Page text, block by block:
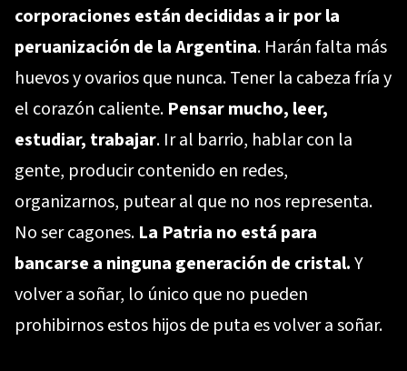
corporaciones están decididas a ir por la
peruanización de la Argentina. Harán falta más
huevos y ovarios que nunca. Tener la cabeza fría y
el corazón caliente. Pensar mucho, leer,
estudiar, trabajar. Ir al barrio, hablar con la
gente, producir contenido en redes,
organizarnos, putear al que no nos representa.
No ser cagones. La Patria no está para
bancarse a ninguna generación de cristal.Y
volver a soñar, lo único que no pueden
prohibirnos estos hijos de puta es volver a soñar.